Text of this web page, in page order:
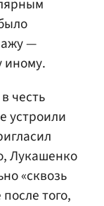
—
иному.
честь
устроили
Лукашенко
«сквозь
того,